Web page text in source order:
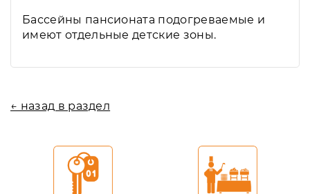
Бассейны пансионата подогреваемые и
имеют отдельные детские зоны.
← назад в раздел